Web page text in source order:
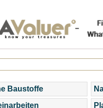
Baustoffe